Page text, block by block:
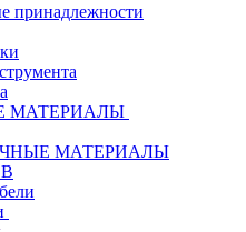
принадлежности
МАТЕРИАЛЫ
МАТЕРИАЛЫ